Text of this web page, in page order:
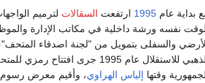
بداية عام 1995 ارتفعت السقالات لترميم
نفسه ورشة داخلية في مكاتب الإدارة
والسفلى بتمويل من "لجنة اصدقاء المتحف"،
الذهبي للاستقلال عام 1995 جرى
وقتها إلياس الهراوي، وأقيم معرض